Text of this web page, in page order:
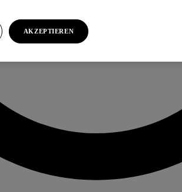
AKZEPTIEREN